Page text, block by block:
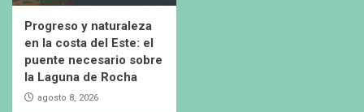
Progreso y naturaleza
en la costa del Este: el
puente necesario sobre
la Laguna de Rocha
agosto 8, 2026